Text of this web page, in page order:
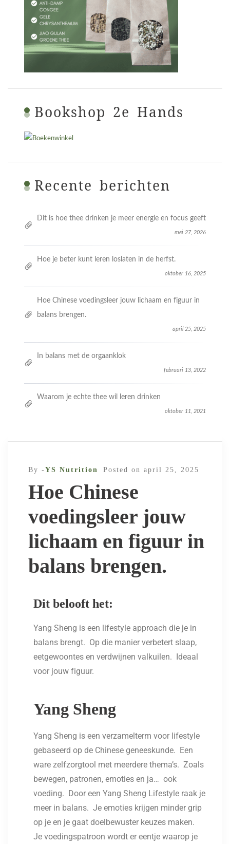
By - YS Nutrition Posted on april 25, 2025
Hoe Chinese
voedingsleer jouw
lichaam en figuur in
balans brengen.
Dit belooft het:
Yang Sheng is een lifestyle approach die je in
balans brengt. Op die manier verbetert slaap,
eetgewoontes en verdwijnen valkuilen. Ideaal
voor jouw figuur.
Yang Sheng
Yang Sheng is een verzamelterm voor lifestyle
gebaseerd op de Chinese geneeskunde. Een
ware zelfzorgtool met meerdere thema’s. Zoals
bewegen, patronen, emoties en ja… ook
voeding. Door een Yang Sheng Lifestyle raak je
meer in balans. Je emoties krijgen minder grip
op je en je gaat doelbewuster keuzes maken.
Je voedingspatroon wordt er eentje waarop je
Bookshop 2e Hands
Recente berichten
Dit is hoe thee drinken je meer energie en focus geeft
mei 27, 2026
Hoe je beter kunt leren loslaten in de herfst.
oktober 16, 2025
Hoe Chinese voedingsleer jouw lichaam en figuur in
balans brengen.
april 25, 2025
In balans met de orgaanklok
februari 13, 2022
Waarom je echte thee wil leren drinken
oktober 11, 2021